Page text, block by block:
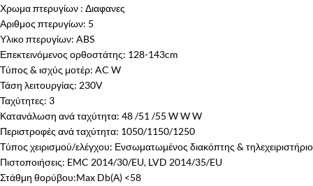
Χρωμα πτερυγίων : Διαφανες
Αριθμος πτερυγίων: 5
Υλικο πτερυγίων: ABS
Επεκτεινόμενος ορθοστάτης: 128-143cm
Τύπος & ισχύς μοτέρ: AC W
Τάση λειτουργίας: 230V
Ταχύτητες: 3
Κατανάλωση ανά ταχύτητα: 48 /51 /55 W W W
Περιστροφές ανά ταχύτητα: 1050/1150/1250
Τύπος χειρισμού/ελέγχου: Ενσωματωμένος διακόπτης & τηλεχειριστήριο
Πιστοποιήσεις: EMC 2014/30/EU, LVD 2014/35/EU
Στάθμη θορύβου:Max Db(Α) <58